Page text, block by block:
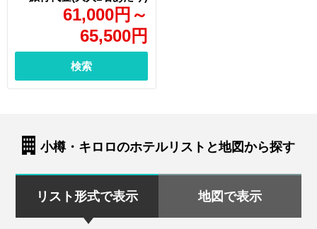
61,000円 ～
65,500円
検索
小樽・キロロのホテルリストと地図から探す
リスト形式で表示 地図で表示